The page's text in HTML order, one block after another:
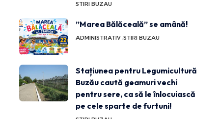
STIRI BUZAU
”Marea Bălăceală” se amână!
ADMINISTRATIV STIRI BUZAU
Stațiunea pentru Legumicultură
Buzău caută geamuri vechi
pentru sere, ca să le înlocuiască
pe cele sparte de furtuni!